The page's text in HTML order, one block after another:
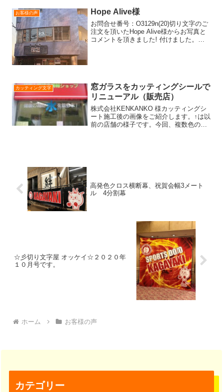
お客様の声 Hope Alive様
お問合せ番号：O3129n(20)切り文字のご
注文を頂いたHope Alive様からお写真と
コメントを頂きました! 付けました。あ
カッティング文字
窓ガラスをカッティングシールで
リニューアル（販売店）
株式会社KENKANKO 様カッティングシ
ート施工後の画像をご紹介します。↑は以
前の店舗の様子です。今回、複数色のカ
高発色クロス横断幕、祝賀会幅3メート
ル 4分割幕
☆彡切り文字屋 オッケイ☆２０２０年
１０月号です。
ホーム お客様の声
カテゴリー